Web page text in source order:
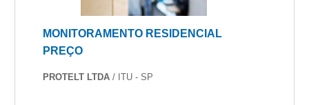
MONITORAMENTO RESIDENCIAL
PREÇO
PROTELT LTDA / ITU - SP